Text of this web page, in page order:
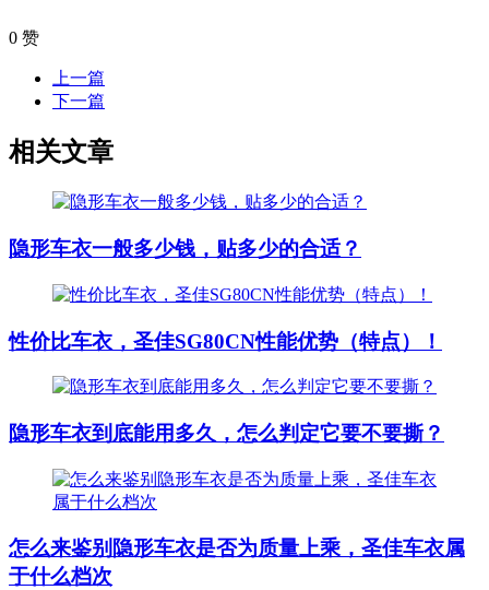
0 赞
上一篇
下一篇
相关文章
隐形车衣一般多少钱，贴多少的合适？
性价比车衣，圣佳SG80CN性能优势（特点）！
隐形车衣到底能用多久，怎么判定它要不要撕？
怎么来鉴别隐形车衣是否为质量上乘，圣佳车衣属
于什么档次